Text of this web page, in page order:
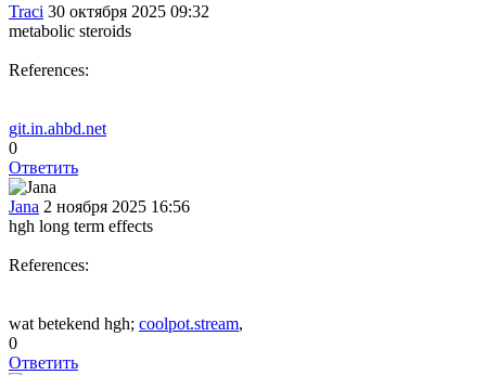
Traci 30 октября 2025 09:32
metabolic steroids
References:
git.in.ahbd.net
0
Ответить
Jana 2 ноября 2025 16:56
hgh long term effects
References:
wat betekend hgh; coolpot.stream,
0
Ответить